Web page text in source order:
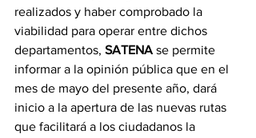
realizados y haber comprobado la
viabilidad para operar entre dichos
departamentos, SATENA se permite
informar a la opinión pública que en el
mes de mayo del presente año, dará
inicio a la apertura de las nuevas rutas
que facilitará a los ciudadanos la